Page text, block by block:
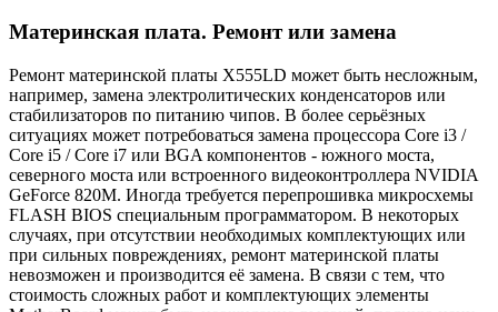
Материнская плата. Ремонт или замена
Ремонт материнской платы X555LD может быть несложным,
например, замена электролитических конденсаторов или
стабилизаторов по питанию чипов. В более серьёзных
ситуациях может потребоваться замена процессора Core i3 /
Core i5 / Core i7 или BGA компонентов - южного моста,
северного моста или встроенного видеоконтроллера NVIDIA
GeForce 820M. Иногда требуется перепрошивка микросхемы
FLASH BIOS специальным программатором. В некоторых
случаях, при отсутствии необходимых комплектующих или
при сильных повреждениях, ремонт материнской платы
невозможен и производится её замена. В связи с тем, что
стоимость сложных работ и комплектующих элементы